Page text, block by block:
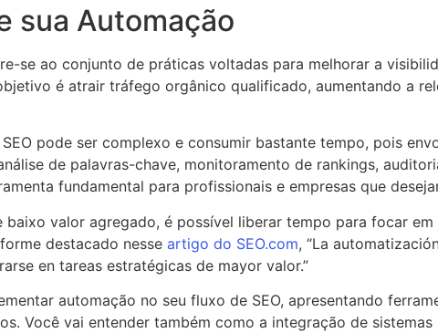
sua Automação
se ao conjunto de práticas voltadas para melhorar a
é atrair tráfego orgânico qualificado, aumentando a
pode ser complexo e consumir bastante tempo, pois
de palavras-chave, monitoramento de rankings,
fundamental para profissionais e empresas que
valor agregado, é possível liberar tempo para focar
destacado nesse artigo do SEO.com, “La
en tareas estratégicas de mayor valor.”
automação no seu fluxo de SEO, apresentando
Você vai entender também como a integração de